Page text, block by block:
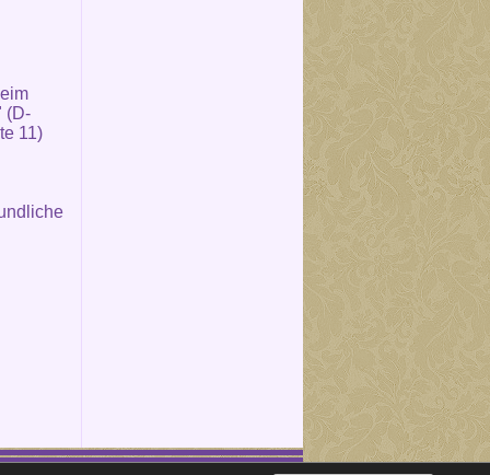
(D-
11)